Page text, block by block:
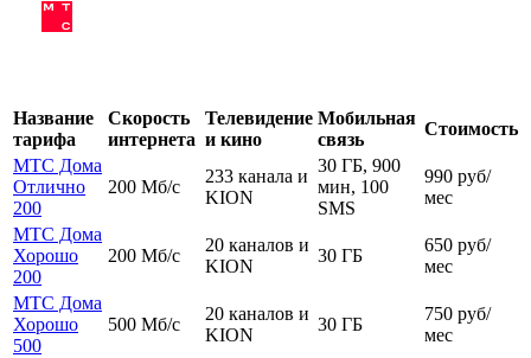
Название
тарифа
Скорость
интернета
Телевидение
и кино
Мобильная
связь
Стоимость
МТС Дома
Отлично
200
200 Мб/с
233 канала и
KION
30 ГБ, 900
мин, 100
SMS
990 руб/
мес
МТС Дома
Хорошо
200
200 Мб/с
20 каналов и
KION
30 ГБ
650 руб/
мес
МТС Дома
Хорошо
500
500 Мб/с
20 каналов и
KION
30 ГБ
750 руб/
мес